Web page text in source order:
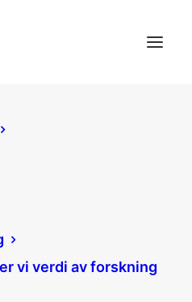
vi verdi av forskning